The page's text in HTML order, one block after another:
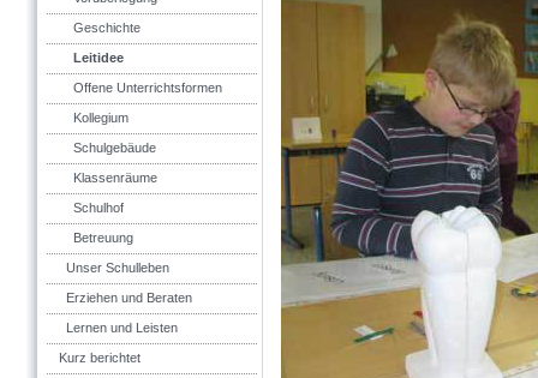
Geschichte
Leitidee
Offene Unterrichtsformen
Kollegium
Schulgebäude
Klassenräume
Schulhof
Betreuung
Unser Schulleben
Erziehen und Beraten
Lernen und Leisten
Kurz berichtet